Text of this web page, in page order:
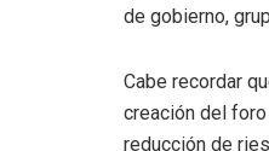
de gobierno,
Cabe recordar
creación del
reducción de